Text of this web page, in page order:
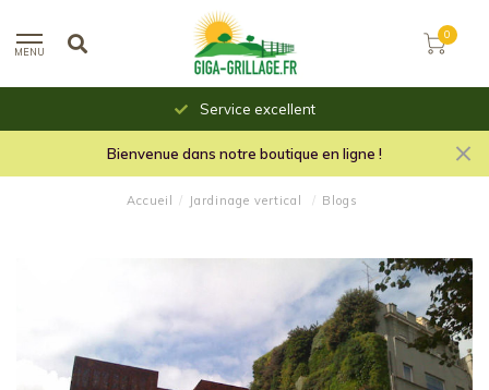
MENU
0
Service excellent
Bienvenue dans notre boutique en ligne !
Accueil / Jardinage vertical / Blogs